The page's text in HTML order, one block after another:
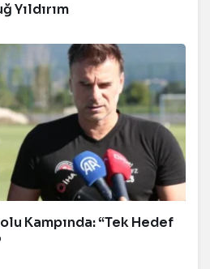
Yıldırım
Kampında: “Tek Hedef